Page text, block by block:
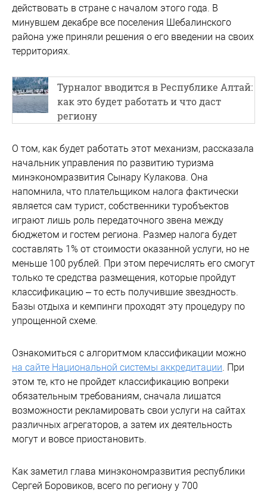
действовать в стране с началом этого года. В
минувшем декабре все поселения Шебалинского
района уже приняли решения о его введении на своих
территориях.
Турналог вводится в Республике Алтай:
как это будет работать и что даст
региону
О том, как будет работать этот механизм, рассказала
начальник управления по развитию туризма
минэкономразвития Сынару Кулакова. Она
напомнила, что плательщиком налога фактически
является сам турист, собственники туробъектов
играют лишь роль передаточного звена между
бюджетом и гостем региона. Размер налога будет
составлять 1% от стоимости оказанной услуги, но не
меньше 100 рублей. При этом перечислять его смогут
только те средства размещения, которые пройдут
классификацию – то есть получившие звездность.
Базы отдыха и кемпинги проходят эту процедуру по
упрощенной схеме.
Ознакомиться с алгоритмом классификации можно
на сайте Национальной системы аккредитации . При
этом те, кто не пройдет классификацию вопреки
обязательным требованиям, сначала лишатся
возможности рекламировать свои услуги на сайтах
различных агрегаторов, а затем их деятельность
могут и вовсе приостановить.
Как заметил глава минэкономразвития республики
Сергей Боровиков, всего по региону у 700